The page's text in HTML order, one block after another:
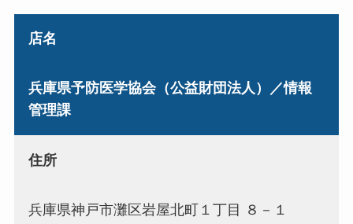
店名
兵庫県予防医学協会（公益財団法人）／情報
管理課
住所
兵庫県神戸市灘区岩屋北町１丁目 ８－１